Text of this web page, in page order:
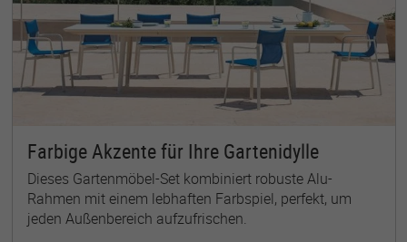
Farbige Akzente für Ihre Gartenidylle
Dieses Gartenmöbel-Set kombiniert robuste Alu-
Rahmen mit einem lebhaften Farbspiel, perfekt, um
jeden Außenbereich aufzufrischen.